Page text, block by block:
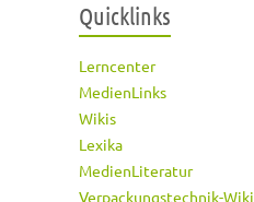
Quicklinks
Lerncenter
MedienLinks
Wikis
Lexika
MedienLiteratur
Verpackungstechnik-Wiki